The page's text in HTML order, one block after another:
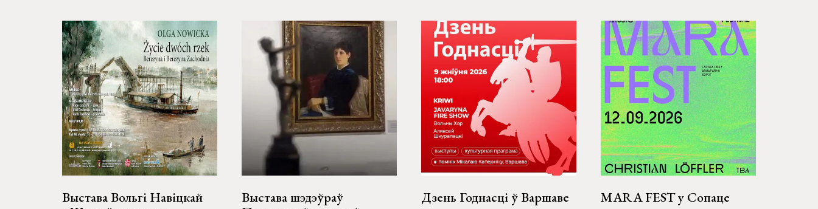
Выстава Вольгі Навіцкай
Выстава шэдэўраў
Дзень Годнасці ў Варшаве MARA FEST у Сопаце